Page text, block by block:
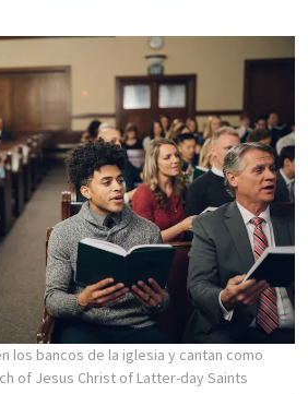
los bancos de la iglesia y cantan como
of Jesus Christ of Latter-day Saints